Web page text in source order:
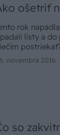
ošetriť
rok
listy a do
novembra 2016
so